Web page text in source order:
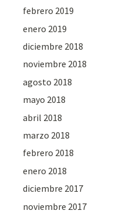
febrero 2019
enero 2019
diciembre 2018
noviembre 2018
agosto 2018
mayo 2018
abril 2018
marzo 2018
febrero 2018
enero 2018
diciembre 2017
noviembre 2017